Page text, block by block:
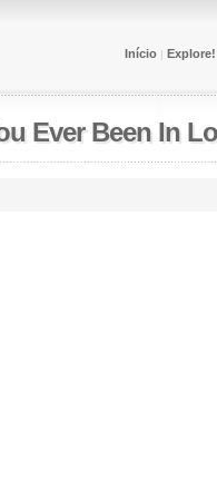
Início| Explore!
Ever Been In